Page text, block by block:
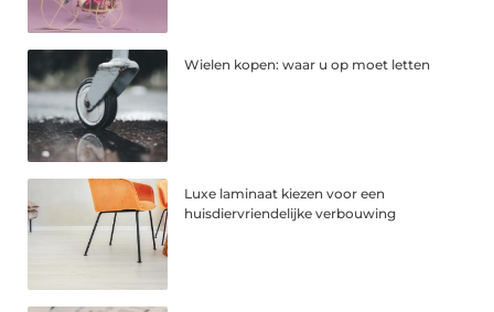
Wielen kopen: waar u op moet letten
Luxe laminaat kiezen voor een
huisdiervriendelijke verbouwing